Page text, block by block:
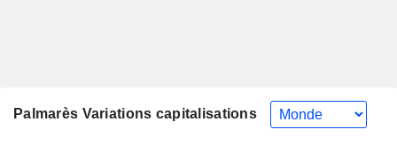
Palmarès Variations capitalisations